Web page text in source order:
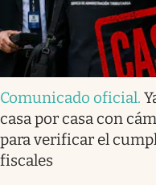
Comunicado oficial.
casa por casa con
para verificar el
fiscales